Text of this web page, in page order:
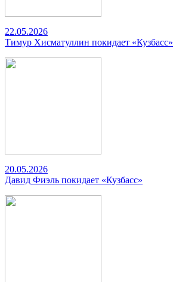
22.05.2026
Тимур Хисматуллин покидает «Кузбасс»
20.05.2026
Давид Фиэль покидает «Кузбасс»